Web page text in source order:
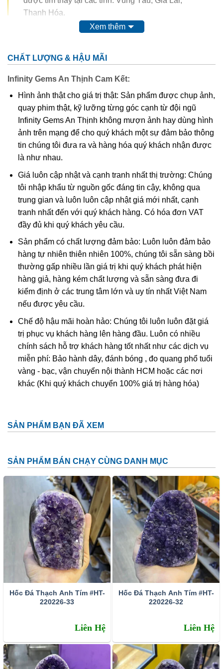
Thanh Hóa.
Trong thế kỷ 20, màu của ametit được coi là do sự có mặt
hoàn toàn thậm chí mất màu khi nung. Vì vậy, người ta
được cho là có mặt trong ametit và
được tìm thấy trong khoáng vật này.
Các công trình gần đây cho thấy màu của ametit là do có
lẫn tạp chấtsắtIII . Các nghiên cứu sâu hơn cho thấy sự
tương tác phức tạp củasắtvànhômsẽ tạo nên màu .
Khi nung nóng ametit thường chuyển thành màuvàng, và
hầu hếtcitrine,cairngormcủa ngành kim hoàn đá quý
được coi đơn giản chỉ là “ametit được gia nhiệt”. Thạch
anh ametit có xu hướng bị mất màu khi bị lộ ra mặt đất.
Ametit tổng hợp rất giống với ametit chất lượng cao. Các
đặc điểm hóa học và vật lý đều rất giống với ametit tự
nhiên nên rất khó phân biệt một cách chính xác trừ khi
dùng những thử nghiệm đá quý học cao cấp tốn kém. Thử
nghiệm dựa trên quy luật sinh đôi tên “Brazil law twinning”
(một dạng của thạch anh sinh đôi, khi đó cấu trúc thạch
anh phải và trái được liên kết tạo thành một tinh thể duy
nhấtđược sử dụng để xác định ametit tổng hợp sẽ dễ
dàng hơn. Tuy nhiên về mặc lý thuyết, người ta có thể tạo
ra vật liệu tổng hợp này nhưng khó mà tạo ra được với số
lượng lớn để cung cấp cho thị trường.
Đặc tính:
Tên khoa học: đá thạch anh tím (amethyst)
Thành phần cấu tạo hoá học: SiO2.
Màu sắc: Tất cả các dạng của màu tím như trắng phớt
tím, tím ánh hồng đến tím đậm, tím violet, màu xanh biển
và xám.
Chỉ số chiết quang: 1.544 – 1.553
Độ trong suốt: Trong suốt
Xem thêm
CHẤT LƯỢNG & HẬU MÃI
Infinity Gems An Thịnh Cam Kết:
Hình ảnh thật cho giá trị thật: Sản phẩm được chụp ảnh,
quay phim thật, kỹ lưỡng từng góc cạnh từ đội ngũ
Infinity Gems An Thịnh không mượn ảnh hay dùng hình
ảnh trên mạng để cho quý khách một sự đảm bảo thông
tin chúng tôi đưa ra và hàng hóa quý khách nhận được
là như nhau.
Giá luôn cập nhật và cạnh tranh nhất thị trường: Chúng
tôi nhập khẩu từ nguồn gốc đáng tin cậy, không qua
trung gian và luôn luôn cập nhật giá mới nhất, cạnh
tranh nhất đến với quý khách hàng. Có hóa đơn VAT
đầy đủ khi quý khách yêu cầu.
Sản phẩm có chất lượng đảm bảo: Luôn luôn đảm bảo
hàng tự nhiên thiên nhiên 100%, chúng tôi sẵn sàng bồi
thường gấp nhiều lần giá trị khi quý khách phát hiện
hàng giả, hàng kém chất lượng và sẵn sàng đưa đi
kiểm định ở các trung tâm lớn và uy tín nhất Việt Nam
nếu được yêu cầu.
Chế độ hậu mãi hoàn hảo: Chúng tôi luôn luôn đặt giá
trị phục vụ khách hàng lên hàng đầu. Luôn có nhiều
chính sách hỗ trợ khách hàng tốt nhất như các dịch vụ
miễn phí: Bảo hành dây, đánh bóng , đo quang phổ tuổi
vàng - bạc, vận chuyển nội thành HCM hoặc các nơi
khác (Khi quý khách chuyển 100% giá trị hàng hóa)
SẢN PHẨM BẠN ĐÃ XEM
SẢN PHẨM BÁN CHẠY CÙNG DANH MỤC
Hốc Đá Thạch Anh Tím #HT-
220226-33
Liên Hệ
Hốc Đá Thạch Anh Tím #HT-
220226-32
Liên Hệ